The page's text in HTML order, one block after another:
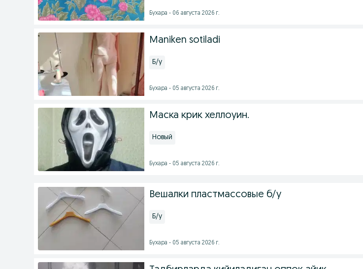
Бухара - 06 августа 2026 г.
Maniken sotiladi
Б/у
Бухара - 05 августа 2026 г.
Маска крик хеллоуин.
Новый
Бухара - 05 августа 2026 г.
Вешалки пластмассовые б/у
Б/у
Бухара - 05 августа 2026 г.